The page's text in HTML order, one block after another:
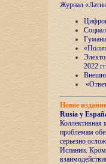
Журнал
2022
Новое
Rusia y
Коллективная
проблемам
серьезно
Испании.